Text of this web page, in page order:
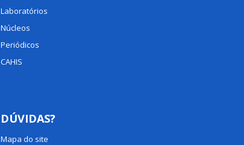
Laboratórios
Núcleos
Periódicos
CAHIS
DÚVIDAS?
Mapa do site